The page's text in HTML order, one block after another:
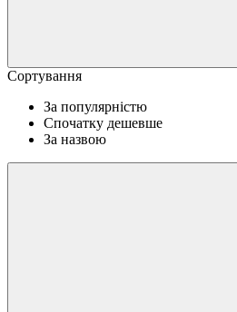
Сортування
За популярністю
Спочатку дешевше
За назвою